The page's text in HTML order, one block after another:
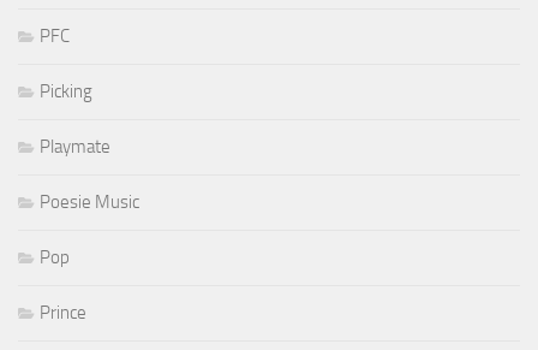
PFC
Picking
Playmate
Poesie Music
Pop
Prince